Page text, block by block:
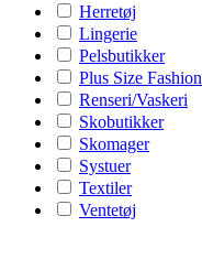
Herretøj
Lingerie
Pelsbutikker
Plus Size Fashion
Renseri/Vaskeri
Skobutikker
Skomager
Systuer
Textiler
Ventetøj